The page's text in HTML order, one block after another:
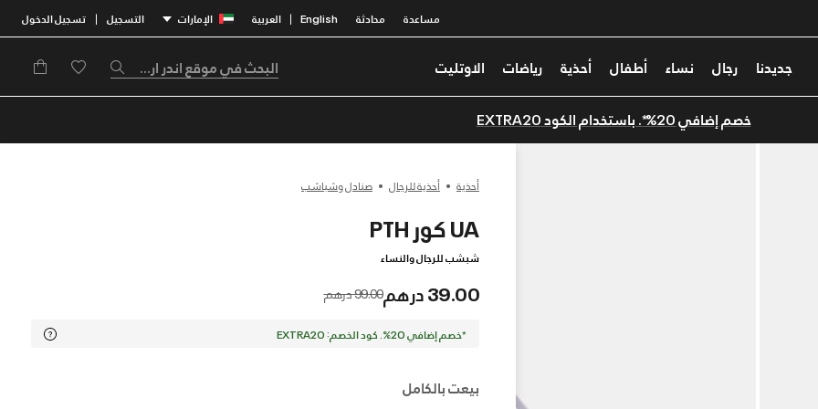
مساعدة محادثة English
| العربية الإمارات التسجيل | تسجيل الدخول
جديدنا رجال نساء أطفال أحذية رياضات الاوتليت
خصم إضافي 20%*. باستخدام الكود EXTRA20
أحذية أحذية للرجال صنادل وشباشب
UA كور PTH
شبشب للرجال والنساء
39.00 درهم Price reduced from
99.00 درهم to
*خصم إضافي 20%. كود الخصم: EXTRA20
بيعت بالكامل